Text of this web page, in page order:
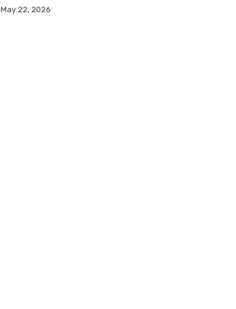
May 22, 2026